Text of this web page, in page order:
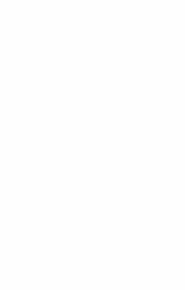
Talbert
de sable et
de 3 km.
de par
relativement
le Sillon mais
raison d'une
les
les site de la